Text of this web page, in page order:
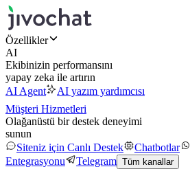
Özellikler
AI
Ekibinizin performansını
yapay zeka ile artırın
AI Agent
AI yazım yardımcısı
Müşteri Hizmetleri
Olağanüstü bir destek deneyimi
sunun
Siteniz için Canlı Destek
Chatbotlar
Entegrasyonu
Telegram Tüm kanallar